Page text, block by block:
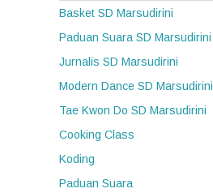
Basket SD Marsudirini
Paduan Suara SD Marsudirini
Jurnalis SD Marsudirini
Modern Dance SD Marsudirini
Tae Kwon Do SD Marsudirini
Cooking Class
Koding
Paduan Suara